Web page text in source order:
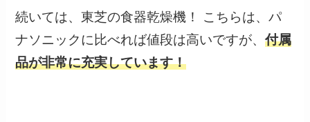
続いては、東芝の食器乾燥機！ こちらは、パ
ナソニックに比べれば値段は高いですが、付属
品が非常に充実しています！